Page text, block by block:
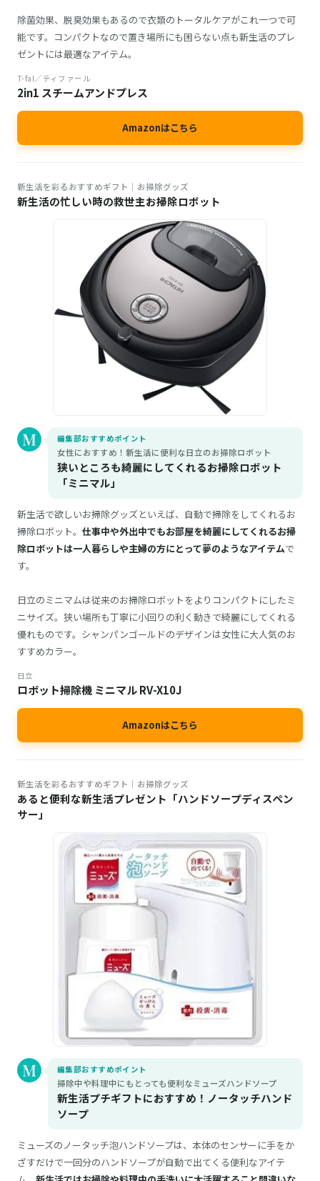
除菌効果、脱臭効果もあるので衣類のトータルケアがこれ一つで可
能です。コンパクトなので置き場所にも困らない点も新生活のプレ
ゼントには最適なアイテム。
T-fal／ティファール
2in1 スチームアンドプレス
Amazonはこちら
新生活を彩るおすすめギフト│お掃除グッズ
新生活の忙しい時の救世主お掃除ロボット
編集部おすすめポイント
女性におすすめ！新生活に便利な日立のお掃除ロボット
狭いところも綺麗にしてくれるお掃除ロボット
「ミニマル」
新生活で欲しいお掃除グッズといえば、自動で掃除をしてくれるお
掃除ロボット。 仕事中や外出中でもお部屋を綺麗にしてくれるお掃
除ロボットは一人暮らしや主婦の方にとって夢のようなアイテムで
す。
日立のミニマムは従来のお掃除ロボットをよりコンパクトにしたミ
ニサイズ。狭い場所も丁寧に小回りの利く動きで綺麗にしてくれる
優れものです。シャンパンゴールドのデザインは女性に大人気のお
すすめカラー。
日立
ロボット掃除機 ミニマル RV-X10J
Amazonはこちら
新生活を彩るおすすめギフト│お掃除グッズ
あると便利な新生活プレゼント「ハンドソープディスペン
サー」
編集部おすすめポイント
掃除中や料理中にもとっても便利なミューズハンドソープ
新生活プチギフトにおすすめ！ノータッチハンド
ソープ
ミューズのノータッチ泡ハンドソープは、本体のセンサーに手をか
ざすだけで一回分のハンドソープが自動で出てくる便利なアイテ